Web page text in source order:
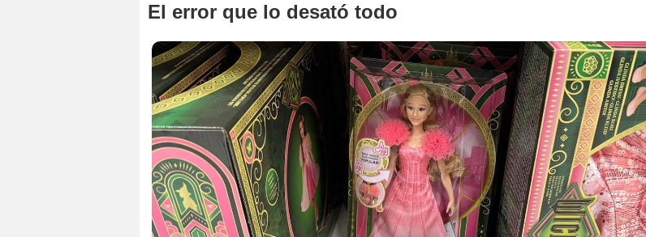
El error que lo desató todo